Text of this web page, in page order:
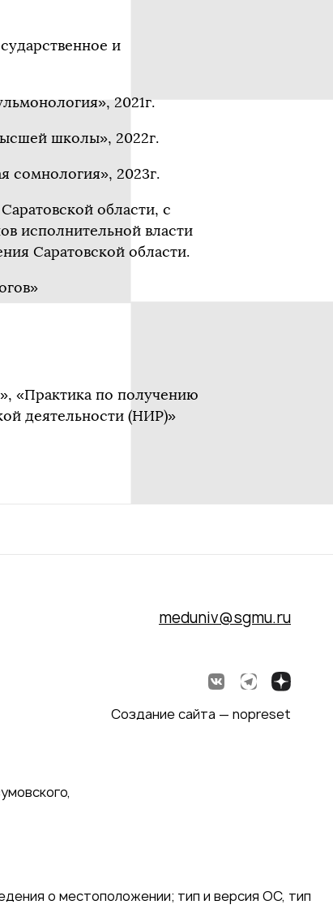
и
2021г.
школы», 2022г.
сомнология», 2023г.
области, с
исполнительной власти
Саратовской области.
«Практика по получению
деятельности (НИР)»
meduniv@sgmu.ru
Создание сайта — nopreset
о местоположении; тип и версия ОС, тип